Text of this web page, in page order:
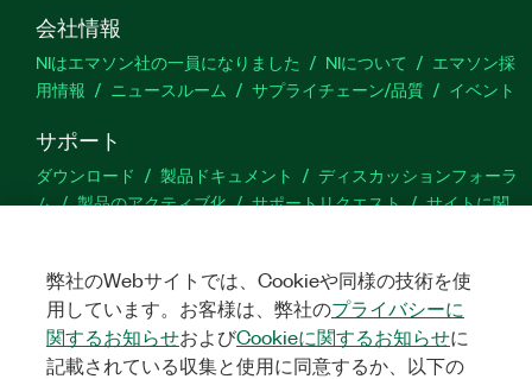
会社情報
NIはエマソン社の一員になりました NIについて
エマソン採
用情報
ニュースルーム サプライチェーン/品質 イベント
サポート
ダウンロード 製品ドキュメント
ディスカッションフォーラ
ム
製品のアクティブ化 サポートリクエスト
サイトに関
TwitterYouTube
弊社のWebサイトでは、Cookieや同様の技術を使
用しています。お客様は、弊社のプライバシーに
関するお知らせおよびCookieに関するお知らせに
記載されている収集と使用に同意するか、以下の